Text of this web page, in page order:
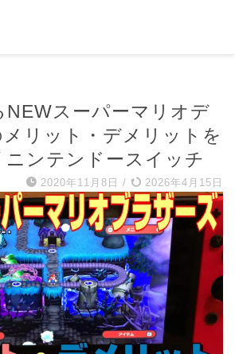
NEWスーパーマリオデ
リット・デメリットを
ニンテンドースイッチ
2020年11月8日 / 2026年4月15日